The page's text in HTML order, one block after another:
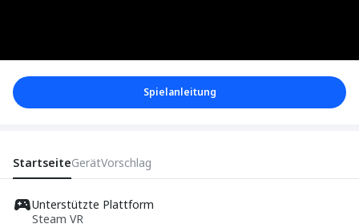
Spielanleitung
StartseiteGerätVorschlag
Unterstützte Plattform
Steam VR